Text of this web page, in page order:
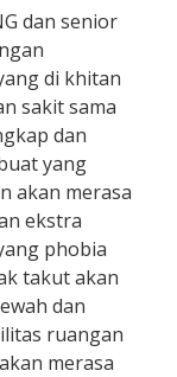
dan senior
di khitan
sakit sama
dan
yang
akan merasa
ekstra
phobia
takut akan
dan
ruangan
merasa